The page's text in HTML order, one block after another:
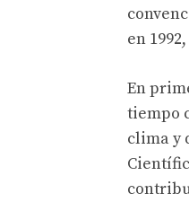
en
En
tiempo
clima y